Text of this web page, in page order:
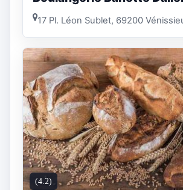
17 Pl. Léon Sublet, 69200
(4.2)